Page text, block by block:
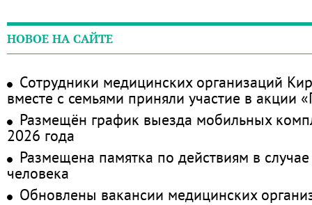
НОВОЕ НА САЙТЕ
Сотрудники медицинских организаций
вместе с семьями приняли участие в акции
Размещён график выезда мобильных
2026 года
Размещена памятка по действиям в
человека
Обновлены вакансии медицинских